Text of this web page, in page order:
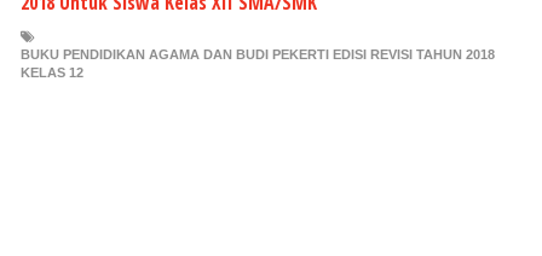
BUKU PENDIDIKAN AGAMA DAN BUDI PEKERTI EDISI REVISI TAHUN 2018
KELAS 12